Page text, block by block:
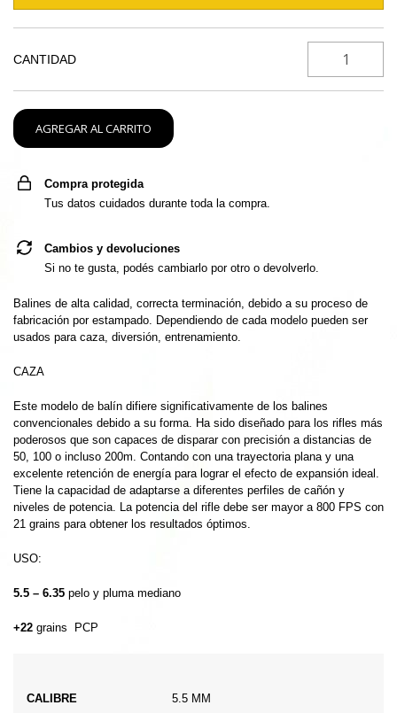
CANTIDAD
Compra protegida
Tus datos cuidados durante toda la compra.
Cambios y devoluciones
Si no te gusta, podés cambiarlo por otro o devolverlo.
Balines de alta calidad, correcta terminación, debido a su proceso de
fabricación por estampado. Dependiendo de cada modelo pueden ser
usados para caza, diversión, entrenamiento.
CAZA
Este modelo de balín difiere significativamente de los balines
convencionales debido a su forma. Ha sido diseñado para los rifles más
poderosos que son capaces de disparar con precisión a distancias de
50, 100 o incluso 200m. Contando con una trayectoria plana y una
excelente retención de energía para lograr el efecto de expansión ideal.
Tiene la capacidad de adaptarse a diferentes perfiles de cañón y
niveles de potencia. La potencia del rifle debe ser mayor a 800 FPS con
21 grains para obtener los resultados óptimos.
USO:
5.5 – 6.35 pelo y pluma mediano
+22 grains PCP
CALIBRE 5.5 MM